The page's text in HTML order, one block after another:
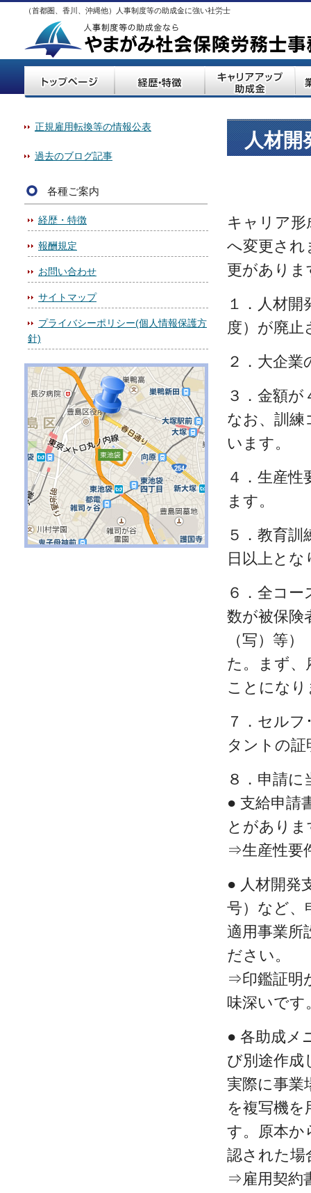
（首都圏、香川、沖縄他）人事制度等の助成金に強い社労士
人材開
キャリア形
へ変更され
更がありま
１．人材
度）が廃止
２．大企
３．金額
なお、訓練
います。
４．生産
ます。
５．教育
日以上と
６．全コ
数が被保険
（写）等
た。まず、
ことになり
７．セル
タントの
８．申請
● 支給申請
とがあり
⇒生産性要
● 人材開発
号）など、
適用事業所
ださい。
⇒印鑑証明
味深いです
● 各助成メ
び別途作成
実際に事業
を複写機
す。原本か
認された場
⇒雇用契約
正規雇用転換等の情報公表
過去のブログ記事
各種ご案内
経歴・特徴
報酬規定
お問い合わせ
サイトマップ
プライバシーポリシー(個人情報保護方
針)